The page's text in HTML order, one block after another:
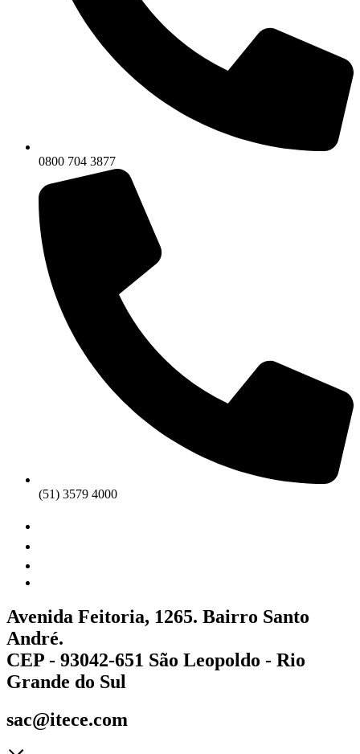
0800 704 3877
(51) 3579 4000
Avenida Feitoria, 1265. Bairro Santo
André.
CEP - 93042-651 São Leopoldo - Rio
Grande do Sul
sac@itece.com